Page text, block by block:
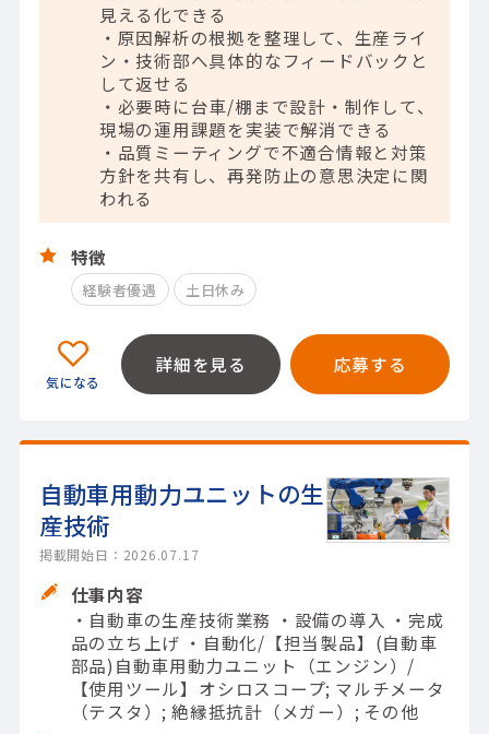
見える化できる
・原因解析の根拠を整理して、生産ライ
ン・技術部へ具体的なフィードバックと
して返せる
・必要時に台車/棚まで設計・制作して、
現場の運用課題を実装で解消できる
・品質ミーティングで不適合情報と対策
方針を共有し、再発防止の意思決定に関
われる
特徴
経験者優遇 土日休み
詳細を見る 応募する
自動車用動力ユニットの生
産技術
掲載開始日：2026.07.17
仕事内容
・自動車の生産技術業務 ・設備の導入 ・完成
品の立ち上げ ・自動化/【担当製品】(自動車
部品)自動車用動力ユニット（エンジン）/
【使用ツール】オシロスコープ; マルチメータ
（テスタ）; 絶縁抵抗計（メガー）; その他